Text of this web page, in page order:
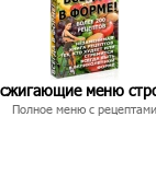
меню
Полное меню с рецептами